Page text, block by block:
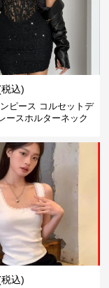
込)
ピース コルセットデ
ースホルターネック
込)